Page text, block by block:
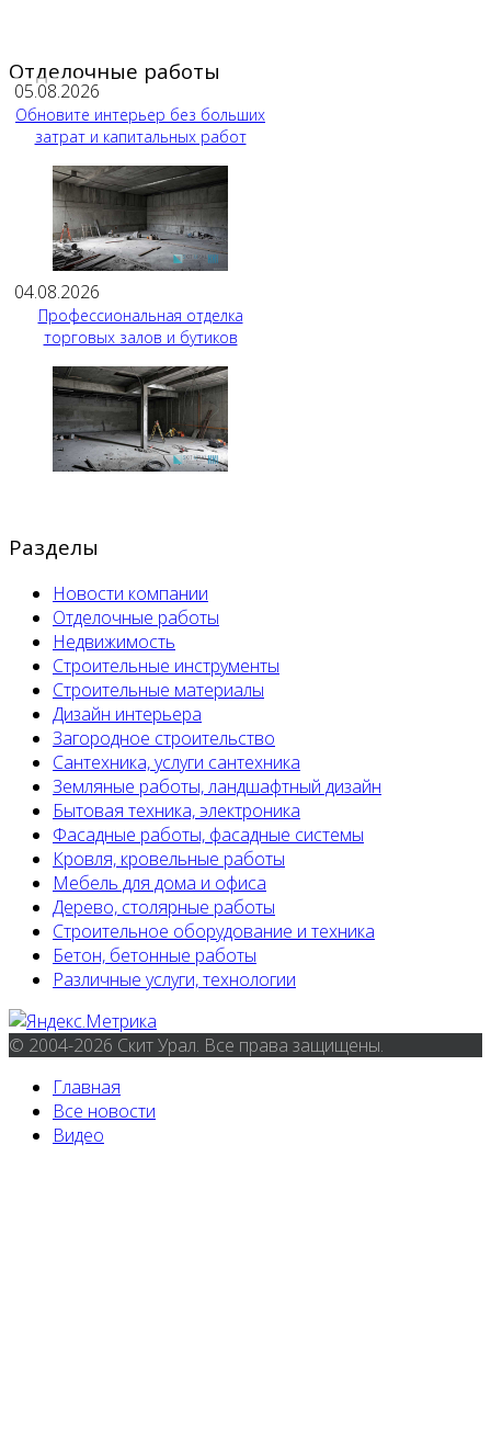
Отделочные работы
05.08.2026
Обновите интерьер без больших
затрат и капитальных работ
04.08.2026
Профессиональная отделка
торговых залов и бутиков
Разделы
Новости компании
Отделочные работы
Недвижимость
Строительные инструменты
Строительные материалы
Дизайн интерьера
Загородное строительство
Сантехника, услуги сантехника
Земляные работы, ландшафтный дизайн
Бытовая техника, электроника
Фасадные работы, фасадные системы
Кровля, кровельные работы
Мебель для дома и офиса
Дерево, столярные работы
Строительное оборудование и техника
Бетон, бетонные работы
Различные услуги, технологии
© 2004-2026 Скит Урал. Все права защищены.
Главная
Все новости
Видео